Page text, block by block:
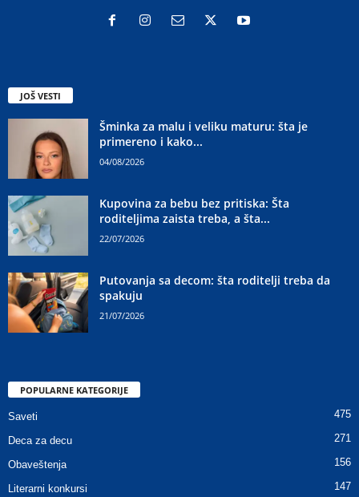
JOŠ VESTI
Šminka za malu i veliku maturu: šta je
primereno i kako...
04/08/2026
Kupovina za bebu bez pritiska: Šta
roditeljima zaista treba, a šta...
22/07/2026
Putovanja sa decom: šta roditelji treba da
spakuju
21/07/2026
POPULARNE KATEGORIJE
Saveti 475
Deca za decu 271
Obaveštenja 156
Literarni konkursi 147